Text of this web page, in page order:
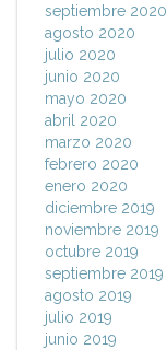
septiembre 2020
agosto 2020
julio 2020
junio 2020
mayo 2020
abril 2020
marzo 2020
febrero 2020
enero 2020
diciembre 2019
noviembre 2019
octubre 2019
septiembre 2019
agosto 2019
julio 2019
junio 2019